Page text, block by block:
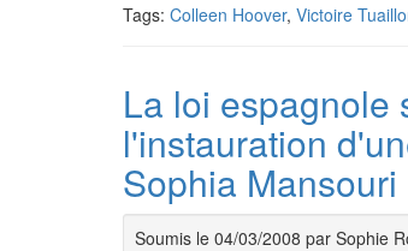
Tags: Colleen Hoover, Victoire
La loi espagnole
l'instauration
Sophia Mansouri
Soumis le 04/03/2008 par Sophie